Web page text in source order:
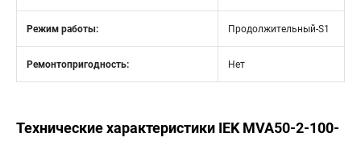
Режим работы: Продолжительный-S1
Ремонтопригодность: Нет
Технические характеристики IEK MVA50-2-100-